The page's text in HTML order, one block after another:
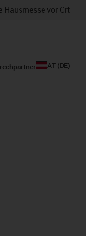
Hausmesse vor Ort
AT (DE)